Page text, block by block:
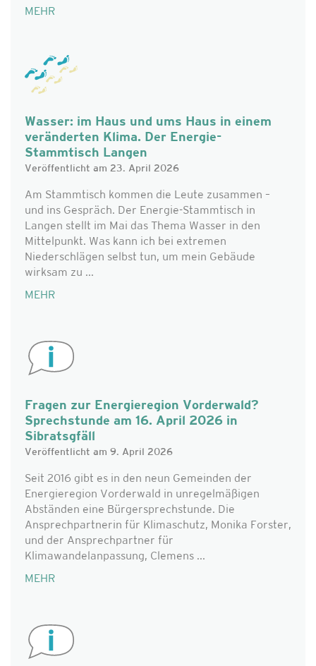
MEHR
Wasser: im Haus und ums Haus in einem
veränderten Klima. Der Energie-
Stammtisch Langen
Veröffentlicht am 23. April 2026
Am Stammtisch kommen die Leute zusammen –
und ins Gespräch. Der Energie-Stammtisch in
Langen stellt im Mai das Thema Wasser in den
Mittelpunkt. Was kann ich bei extremen
Niederschlägen selbst tun, um mein Gebäude
wirksam zu ...
MEHR
Fragen zur Energieregion Vorderwald?
Sprechstunde am 16. April 2026 in
Sibratsgfäll
Veröffentlicht am 9. April 2026
Seit 2016 gibt es in den neun Gemeinden der
Energieregion Vorderwald in unregelmäßigen
Abständen eine Bürgersprechstunde. Die
Ansprechpartnerin für Klimaschutz, Monika Forster,
und der Ansprechpartner für
Klimawandelanpassung, Clemens ...
MEHR